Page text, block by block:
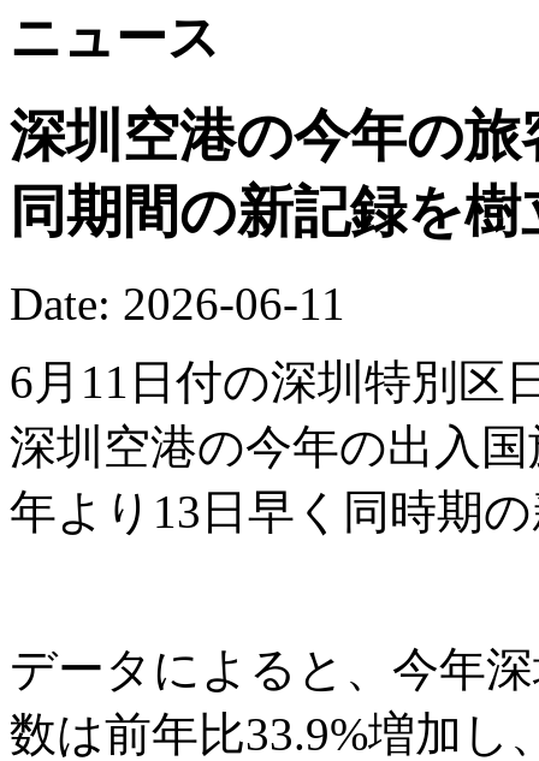
ニュース
深圳空港の今年の
同期間の新記録を
Date: 2026-06-11
6月11日付の深圳特別区
深圳空港の今年の出入
年より13日早く同時期
データによると、今年
数は前年比33.9%増加し